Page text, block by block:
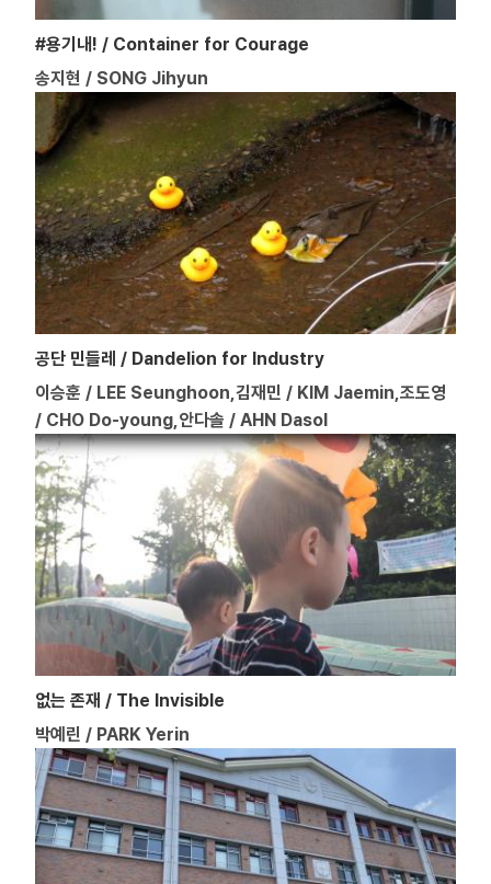
#용기내! / Container for Courage
송지현 / SONG Jihyun
공단 민들레 / Dandelion for Industry
이승훈 / LEE Seunghoon,김재민 / KIM Jaemin,조도영
/ CHO Do-young,안다솔 / AHN Dasol
없는 존재 / The Invisible
박예린 / PARK Yerin